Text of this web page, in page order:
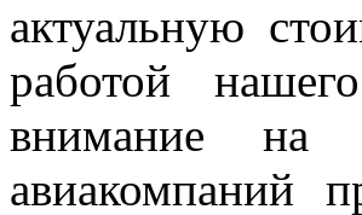
актуальную
работой
внимание на
авиакомпаний